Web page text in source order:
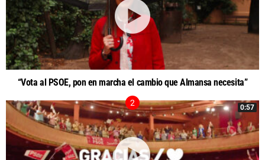
“Vota al PSOE, pon en marcha el cambio que Almansa necesita”
0:57